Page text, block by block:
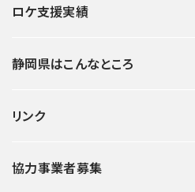
ロケ支援実績
静岡県はこんなところ
リンク
協力事業者募集